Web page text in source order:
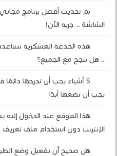
تم تحديث أفضل برنامج
الشاشة .. جربه الآن!
هذه الخدعة العسكرية
.. هل تنجح مع الجميع؟
يجب أن تضعها أبدًا
هذا الموقع عند الدخول
الإنترنت دون استخدام ملف تعريف
هل صحيح أن تفعيل وضع